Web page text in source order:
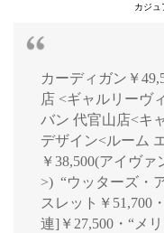
カジュ
カーディガン￥
店 <ギャルリーヴ
バン 代官山店<キ
デザイン<ルーム
￥38,500(アイヴ
>) “ウッターズ・
スレット￥51,700
連]￥27,500・“メ